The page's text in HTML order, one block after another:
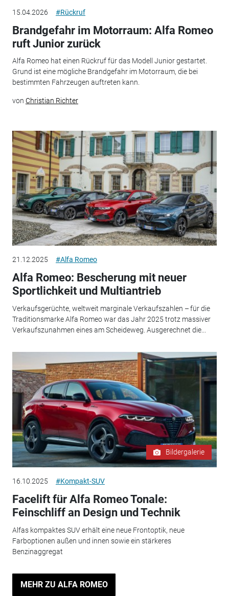
15.04.2026 #Rückruf
Brandgefahr im Motorraum: Alfa Romeo
ruft Junior zurück
Alfa Romeo hat einen Rückruf für das Modell Junior gestartet.
Grund ist eine mögliche Brandgefahr im Motorraum, die bei
bestimmten Fahrzeugen auftreten kann.
von Christian Richter
21.12.2025 #Alfa Romeo
Alfa Romeo: Bescherung mit neuer
Sportlichkeit und Multiantrieb
Verkaufsgerüchte, weltweit marginale Verkaufszahlen – für die
Traditionsmarke Alfa Romeo war das Jahr 2025 trotz massiver
Verkaufszunahmen eines am Scheideweg. Ausgerechnet die...
Bildergalerie
16.10.2025 #Kompakt-SUV
Facelift für Alfa Romeo Tonale:
Feinschliff an Design und Technik
Alfas kompaktes SUV erhält eine neue Frontoptik, neue
Farboptionen außen und innen sowie ein stärkeres
Benzinaggregat
MEHR ZU ALFA ROMEO